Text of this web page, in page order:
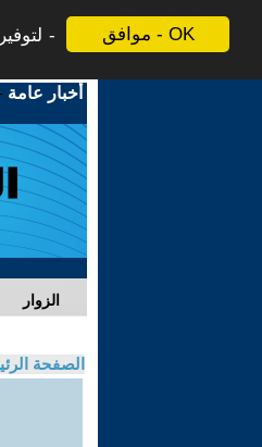
موافق - OK
أخبار عامة
الزوار
الصفحة